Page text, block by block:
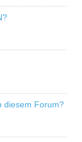
diesem Forum?